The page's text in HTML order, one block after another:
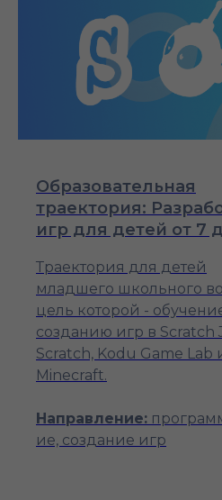
Образовательная
траектория:
игр для детей от 7
Траектория для детей
младшего школьного
цель которой -
созданию игр в Scratch
Scratch, Kodu Game Lab
Minecraft.
Направление:
ие, создание игр